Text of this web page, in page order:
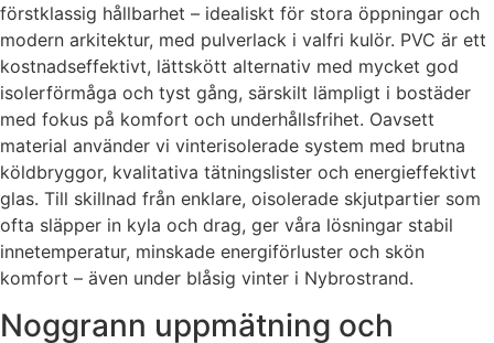
förstklassig hållbarhet – idealiskt för stora öppningar och
modern arkitektur, med pulverlack i valfri kulör. PVC är ett
kostnadseffektivt, lättskött alternativ med mycket god
isolerförmåga och tyst gång, särskilt lämpligt i bostäder
med fokus på komfort och underhållsfrihet. Oavsett
material använder vi vinterisolerade system med brutna
köldbryggor, kvalitativa tätningslister och energieffektivt
glas. Till skillnad från enklare, oisolerade skjutpartier som
ofta släpper in kyla och drag, ger våra lösningar stabil
innetemperatur, minskade energiförluster och skön
komfort – även under blåsig vinter i Nybrostrand.
Noggrann uppmätning och